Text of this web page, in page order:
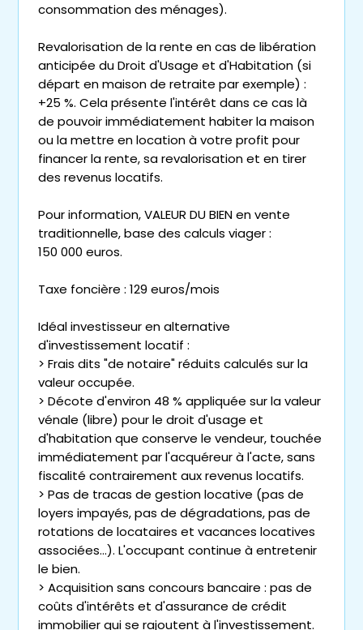
consommation des ménages).
Revalorisation de la rente en cas de libération
anticipée du Droit d'Usage et d'Habitation (si
départ en maison de retraite par exemple) :
+25 %. Cela présente l'intérêt dans ce cas là
de pouvoir immédiatement habiter la maison
ou la mettre en location à votre profit pour
financer la rente, sa revalorisation et en tirer
des revenus locatifs.
Pour information, VALEUR DU BIEN en vente
traditionnelle, base des calculs viager :
150 000 euros.
Taxe foncière : 129 euros/mois
Idéal investisseur en alternative
d'investissement locatif :
> Frais dits "de notaire" réduits calculés sur la
valeur occupée.
> Décote d'environ 48 % appliquée sur la valeur
vénale (libre) pour le droit d'usage et
d'habitation que conserve le vendeur, touchée
immédiatement par l'acquéreur à l'acte, sans
fiscalité contrairement aux revenus locatifs.
> Pas de tracas de gestion locative (pas de
loyers impayés, pas de dégradations, pas de
rotations de locataires et vacances locatives
associées...). L'occupant continue à entretenir
le bien.
> Acquisition sans concours bancaire : pas de
coûts d'intérêts et d'assurance de crédit
immobilier qui se rajoutent à l'investissement.